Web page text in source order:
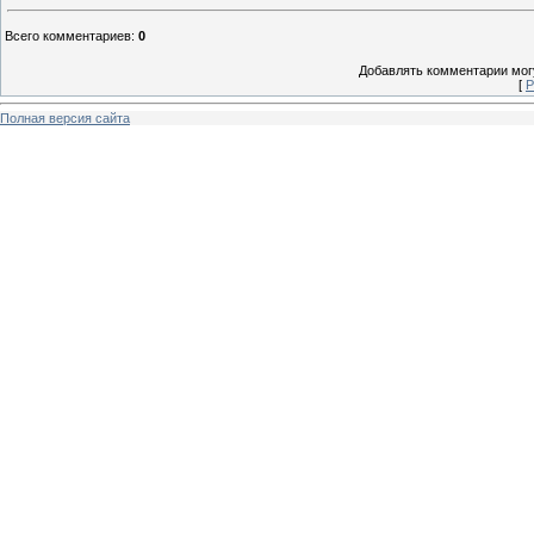
Всего комментариев: 0
Добавлять комментарии
[
Полная версия сайта